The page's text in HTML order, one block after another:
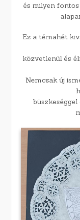
és milyen
Ez a témahét
közvetlenül és
Nemcsak új